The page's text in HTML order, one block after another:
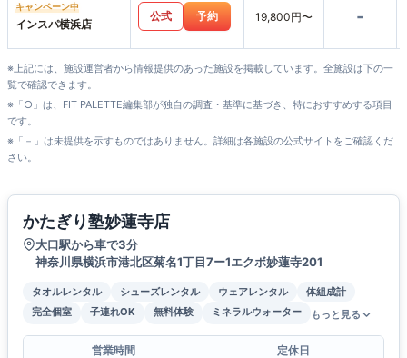
キャンペーン中
インスパ横浜店
公式 予約 19,800円〜 -
※上記には、施設運営者から情報提供のあった施設を掲載しています。全施設は下の一
覧で確認できます。
※「○」は、FIT PALETTE編集部が独自の調査・基準に基づき、特におすすめする項目
です。
※「－」は未提供を示すものではありません。詳細は各施設の公式サイトをご確認くだ
さい。
かたぎり塾妙蓮寺店
大口駅から車で3分
神奈川県横浜市港北区菊名1丁目7ー1エクボ妙蓮寺201
タオルレンタル シューズレンタル ウェアレンタル
体組成計
完全個室
子連れOK 無料体験 ミネラルウォーター もっと見る
営業時間 定休日